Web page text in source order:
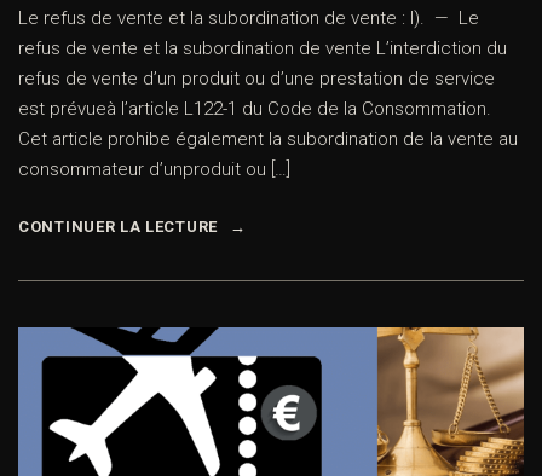
Le refus de vente et la subordination de vente : I). — Le
refus de vente et la subordination de vente L’interdiction du
refus de vente d’un produit ou d’une prestation de service
est prévueà l’article L122-1 du Code de la Consommation.
Cet article prohibe également la subordination de la vente au
consommateur d’unproduit ou […]
CONTINUER LA LECTURE